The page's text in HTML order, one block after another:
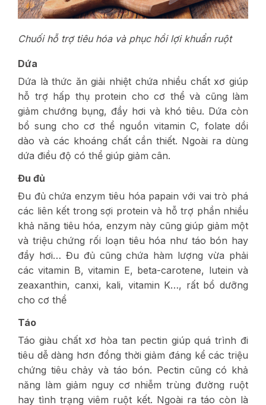
Chuối hỗ trợ tiêu hóa và phục hồi lợi khuẩn ruột
Dứa
Dứa là thức ăn giải nhiệt chứa nhiều chất xơ giúp
hỗ trợ hấp thụ protein cho cơ thể và cũng làm
giảm chướng bụng, đầy hơi và khó tiêu. Dứa còn
bổ sung cho cơ thể nguồn vitamin C, folate dồi
dào và các khoáng chất cần thiết. Ngoài ra dùng
dứa điều độ có thể giúp giảm cân.
Đu đủ
Đu đủ chứa enzym tiêu hóa papain với vai trò phá
các liên kết trong sợi protein và hỗ trợ phần nhiều
khả năng tiêu hóa, enzym này cũng giúp giảm một
và triệu chứng rối loạn tiêu hóa như táo bón hay
đầy hơi… Đu đủ cũng chứa hàm lượng vừa phải
các vitamin B, vitamin E, beta-carotene, lutein và
zeaxanthin, canxi, kali, vitamin K…, rất bổ dưỡng
cho cơ thể
Táo
Táo giàu chất xơ hòa tan pectin giúp quá trình đi
tiêu dễ dàng hơn đồng thời giảm đáng kể các triệu
chứng tiêu chảy và táo bón. Pectin cũng có khả
năng làm giảm nguy cơ nhiễm trùng đường ruột
hay tình trạng viêm ruột kết. Ngoài ra táo còn là